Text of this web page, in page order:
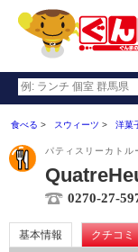
食べる スウィーツ 洋菓
パティスリーカトル
0270-27-
基本情報 クチコミ